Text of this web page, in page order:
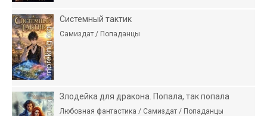
Системный тактик
Самиздат / Попаданцы
Злодейка для дракона. Попала, так попала
Любовная фантастика / Самиздат / Попаданцы